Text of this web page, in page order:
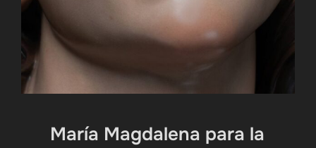
María Magdalena para la